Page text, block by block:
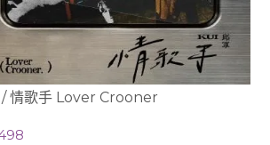
邱軍 / 情歌手 Lover Crooner